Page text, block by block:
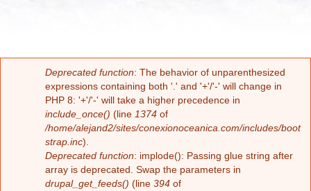
Error message
Deprecated function: The behavior of unparenthesized
expressions containing both '.' and '+'/'-' will change in
PHP 8: '+'/'-' will take a higher precedence in
include_once() (line 1374 of
/home/alejand2/sites/conexionoceanica.com/includes/boot
strap.inc).
Deprecated function: implode(): Passing glue string after
array is deprecated. Swap the parameters in
drupal_get_feeds() (line 394 of